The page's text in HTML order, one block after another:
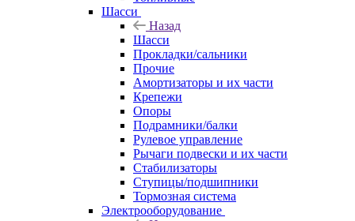
Шасси
Назад
Шасси
Прокладки/сальники
Прочие
Амортизаторы и их части
Крепежи
Опоры
Подрамники/балки
Рулевое управление
Рычаги подвески и их части
Стабилизаторы
Ступицы/подшипники
Тормозная система
Электрооборудование